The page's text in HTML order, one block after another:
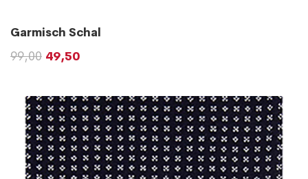
Garmisch Schal
99,00 49,50